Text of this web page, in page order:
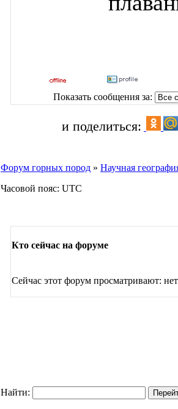
Показать сообщения за:
и поделиться:
Форум горных пород » Научная
Часовой пояс: UTC
Кто сейчас на форуме
Сейчас этот форум просматривают:
Найти: